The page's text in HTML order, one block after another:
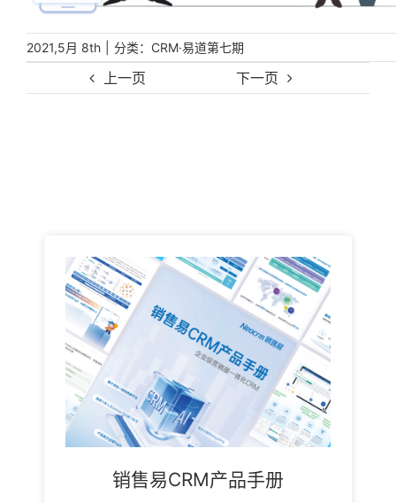
上一页 下一页
2021,5月 8th 分类： CRM·易道第七期
销售易CRM产品手册